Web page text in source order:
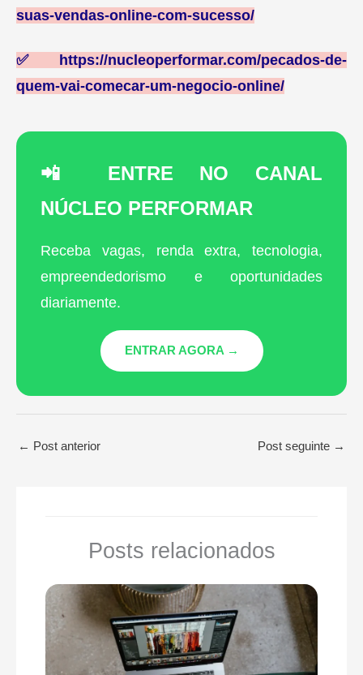
suas-vendas-online-com-sucesso/
✅ https://nucleoperformar.com/pecados-de-
quem-vai-comecar-um-negocio-online/
📲 ENTRE NO CANAL
NÚCLEO PERFORMAR
Receba vagas, renda extra, tecnologia,
empreendedorismo e oportunidades
diariamente.
ENTRAR AGORA →
← Post anterior Post seguinte →
Posts relacionados